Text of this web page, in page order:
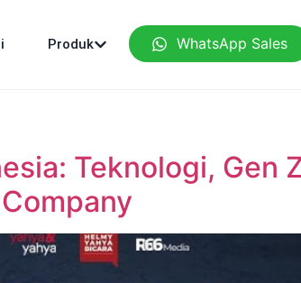
Produk WhatsApp Sales
Teknologi, Gen